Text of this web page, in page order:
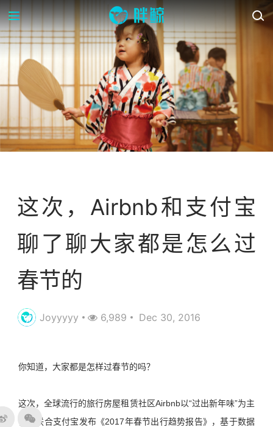
这次，Airbnb和支付宝
聊了聊大家都是怎么过
春节的
Joyyyyy 6,989 Dec 30, 2016
你知道，大家都是怎样过春节的吗？
这次，全球流行的旅行房屋租赁社区Airbnb以“过出新年味”为主
旨，联合支付宝发布《2017年春节出行趋势报告》，基于数据